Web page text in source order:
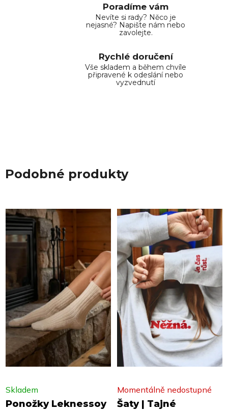
Poradíme vám
Nevíte si rady? Něco je
nejasné? Napište nám nebo
zavolejte.
Rychlé doručení
Vše skladem a během chvíle
připravené k odeslání nebo
vyzvednutí
Podobné produkty
Ponožky Leknessoy
Skladem
Šaty | Tajné
Momentálně nedostupné